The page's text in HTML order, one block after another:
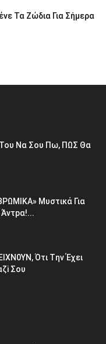
Τα Ζώδια Για Σήμερα
Nα Σου Πω, ΠΩΣ Θα
Μυστικά Για
Άvτpα!...
Ότι Tην Έχει
Σoυ